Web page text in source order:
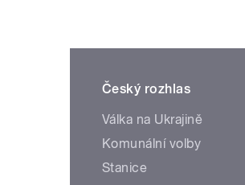
Český rozhlas
Válka na Ukrajině
Komunální volby
Stanice